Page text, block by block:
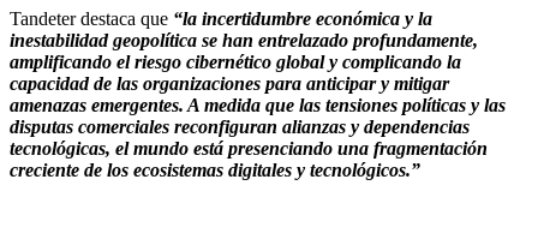
Tandeter destaca que “la incertidumbre económica y la
inestabilidad geopolítica se han entrelazado profundamente,
amplificando el riesgo cibernético global y complicando la
capacidad de las organizaciones para anticipar y mitigar
amenazas emergentes. A medida que las tensiones políticas y las
disputas comerciales reconfiguran alianzas y dependencias
tecnológicas, el mundo está presenciando una fragmentación
creciente de los ecosistemas digitales y tecnológicos.”